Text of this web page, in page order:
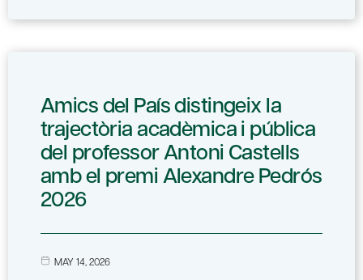
Amics del País distingeix la
trajectòria acadèmica i pública
del professor Antoni Castells
amb el premi Alexandre Pedrós
2026
MAY 14, 2026